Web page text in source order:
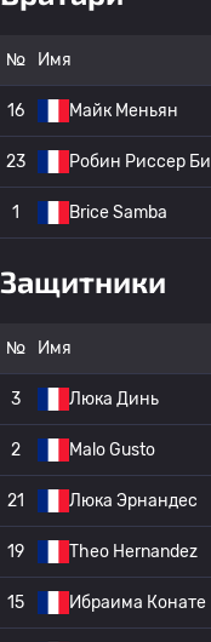
№ Имя
16 Майк Меньян
23 Робин Риссер Би
1 Brice Samba
Защитники
№ Имя
3 Люка Динь
2 Malo Gusto
21 Люка Эрнандес
19 Theo Hernandez
15 Ибраима Конате